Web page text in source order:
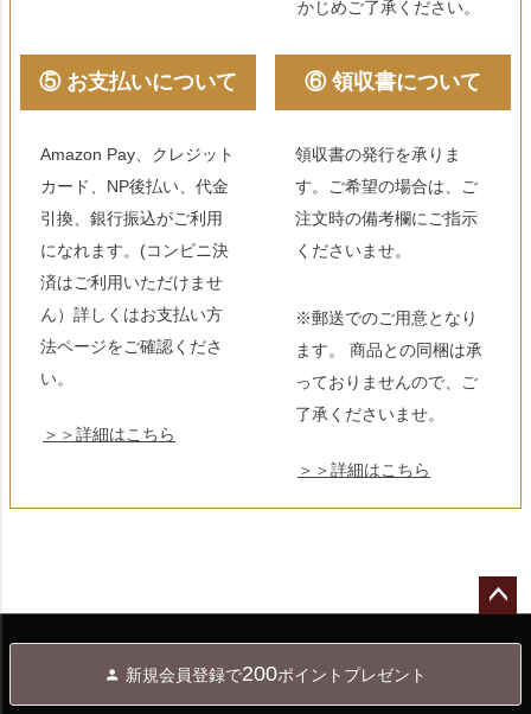
かじめご了承ください。
⑤ お支払いについて
Amazon Pay、クレジット
カード、NP後払い、代金
引換、銀行振込がご利用
になれます。(コンビニ決
済はご利用いただけませ
ん）詳しくはお支払い方
法ページをご確認くださ
い。
＞＞詳細はこちら
⑥ 領収書について
領収書の発行を承りま
す。ご希望の場合は、ご
注文時の備考欄にご指示
くださいませ。
※郵送でのご用意となり
ます。 商品との同梱は承
っておりませんので、ご
了承くださいませ。
＞＞詳細はこちら
へ
新規会員登録で200ポイントプレゼント